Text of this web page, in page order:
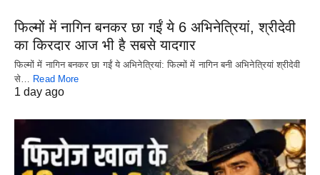
फिल्मों में नागिन बनकर छा गईं ये 6 अभिनेत्रियां, श्रीदेवी
का किरदार आज भी है सबसे यादगार
फिल्मों में नागिन बनकर छा गईं ये अभिनेत्रियां: फिल्मों में नागिन बनी अभिनेत्रियां श्रीदेवी
से… Read More
1 day ago